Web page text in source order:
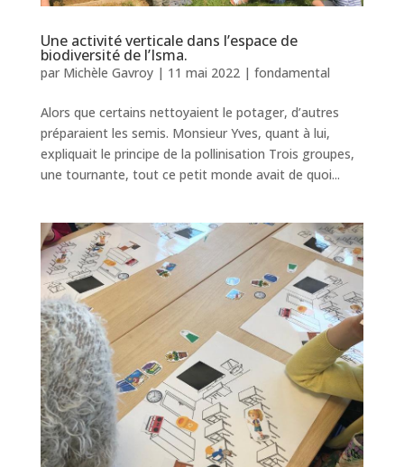
Une activité verticale dans l’espace de
biodiversité de l’Isma.
par Michèle Gavroy| 11 mai 2022| fondamental
Alors que certains nettoyaient le potager, d’autres
préparaient les semis. Monsieur Yves, quant à lui,
expliquait le principe de la pollinisation Trois groupes,
une tournante, tout ce petit monde avait de quoi...